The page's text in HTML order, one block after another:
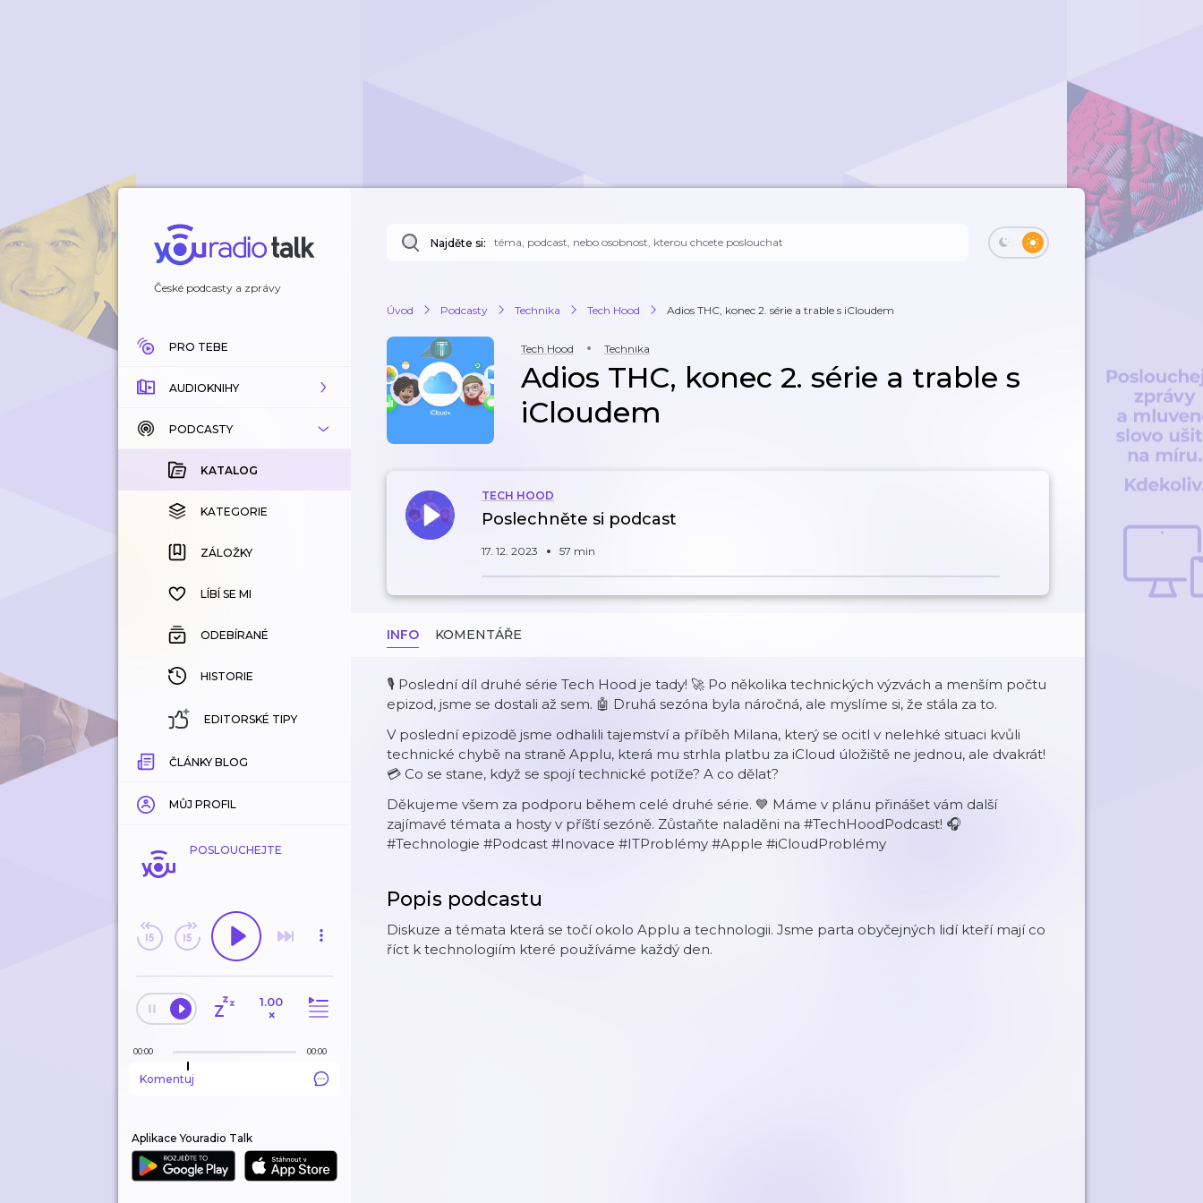
České podcasty a zprávy
PRO TEBE
AUDIOKNIHY
KATALOG
KOUPENÉ
KATEGORIE
ZÁLOŽKY
HISTORIE
PODCASTY
KATALOG
KATEGORIE
ZÁLOŽKY
LÍBÍ SE MI
ODEBÍRANÉ
HISTORIE
EDITORSKÉ TIPY
ČLÁNKY BLOG
MŮJ PROFIL
POSLOUCHEJTE
1.00
×
00:00 00:00
Komentuj
Aplikace Youradio Talk
Najděte si:
Úvod Podcasty Technika Tech Hood Adios THC, konec 2. série a trable s iCloudem
Tech Hood Technika
Adios THC, konec 2. série a trable s
iCloudem
TECH HOOD
Poslechněte si podcast
17. 12. 2023 57 min
INFO KOMENTÁŘE
🎙️ Poslední díl druhé série Tech Hood je tady! 🚀 Po několika technických výzvách a menším počtu
epizod, jsme se dostali až sem. 🤖 Druhá sezóna byla náročná, ale myslíme si, že stála za to.
V poslední epizodě jsme odhalili tajemství a příběh Milana, který se ocitl v nelehké situaci kvůli
technické chybě na straně Applu, která mu strhla platbu za iCloud úložiště ne jednou, ale dvakrát!
💳 Co se stane, když se spojí technické potíže? A co dělat?
Děkujeme všem za podporu během celé druhé série. 💙 Máme v plánu přinášet vám další
zajímavé témata a hosty v příští sezóně. Zůstaňte naladěni na #TechHoodPodcast! 🎧
#Technologie #Podcast #Inovace #ITProblémy #Apple #iCloudProblémy
Popis podcastu
Diskuze a témata která se točí okolo Applu a technologii. Jsme parta obyčejných lidí kteří mají co
říct k technologiím které používáme každý den.